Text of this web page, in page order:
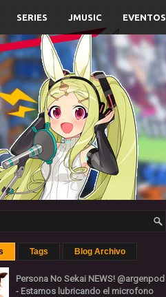
SERIES JMUSIC EVENTOS
Tags Blog Archivo
Persona No Sekai NEWS! @argenpod
- Estamos lubricando el microfono